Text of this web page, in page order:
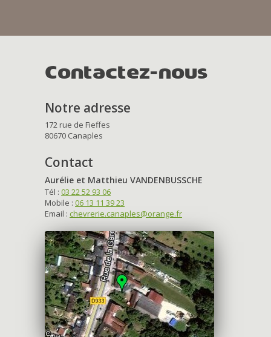
Contactez-nous
Notre adresse
172 rue de Fieffes
80670 Canaples
Contact
Aurélie et Matthieu VANDENBUSSCHE
Tél : 03 22 52 93 06
Mobile : 06 13 11 39 23
Email : chevrerie.canaples@orange.fr